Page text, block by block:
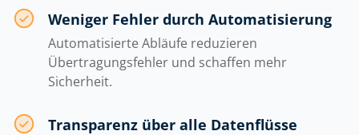
Weniger Fehler durch Automatisierung
Automatisierte Abläufe reduzieren
Übertragungsfehler und schaffen mehr
Sicherheit.
Transparenz über alle Datenflüsse